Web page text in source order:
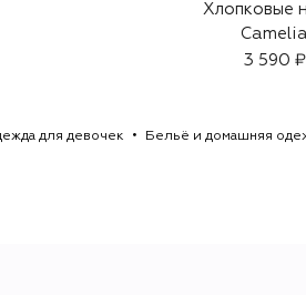
Хлопковые
Camelia
3 590 ₽
для девочек Бельё и домашняя